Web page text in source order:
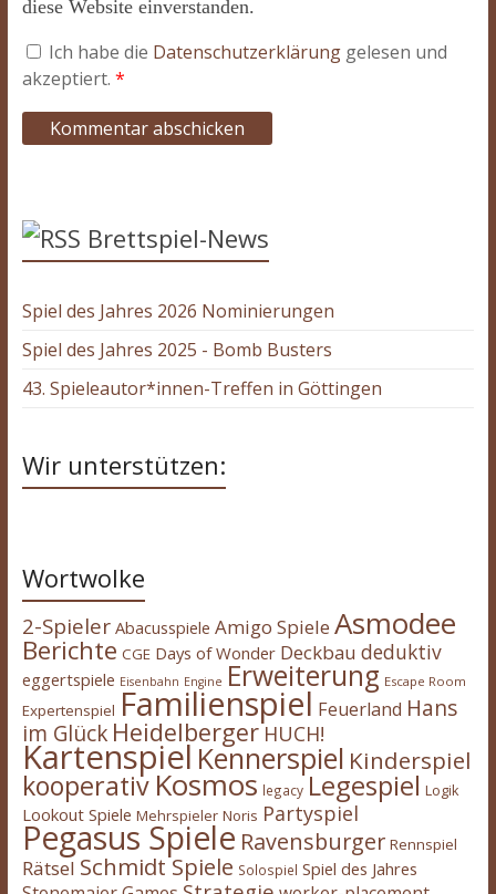
diese Website einverstanden.
Ich habe die Datenschutzerklärung gelesen und
akzeptiert. *
Brettspiel-News
Spiel des Jahres 2026 Nominierungen
Spiel des Jahres 2025 - Bomb Busters
43. Spieleautor*innen-Treffen in Göttingen
Wir unterstützen:
Wortwolke
2-Spieler Abacusspiele Amigo Spiele Asmodee
Berichte CGE Days of Wonder Deckbau deduktiv
eggertspiele Eisenbahn Engine Erweiterung Escape Room
Expertenspiel Familienspiel Feuerland Hans
im Glück Heidelberger HUCH!
Kartenspiel Kennerspiel Kinderspiel
kooperativ Kosmos legacy Legespiel Logik
Lookout Spiele Mehrspieler Noris Partyspiel
Pegasus Spiele Ravensburger Rennspiel
Rätsel Schmidt Spiele Solospiel Spiel des Jahres